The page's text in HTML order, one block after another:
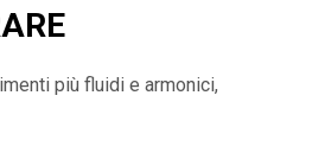
più fluidi e armonici,